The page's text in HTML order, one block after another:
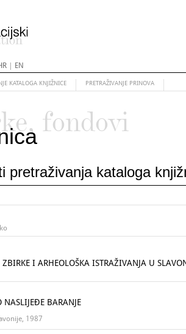
| EN
KATALOGA KNJIŽNICE PRETRAŽIVANJE PRINOVA
fondovi
pretraživanja kataloga
ZBIRKE I ARHEOLOŠKA ISTRAŽIVANJA U
NASLIJEĐE BARANJE
1987